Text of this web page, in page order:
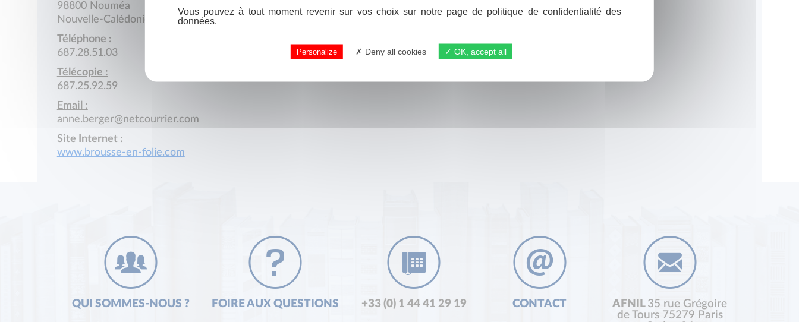
98800 Nouméa
Nouvelle-Calédonie
Téléphone :
687.28.51.03
Télécopie :
687.25.92.59
Email :
anne.berger@netcourrier.com
Site Internet :
www.brousse-en-folie.com
QUI SOMMES-NOUS ? FOIRE AUX QUESTIONS +33 (0) 1 44 41 29 19 CONTACT AFNIL 35 rue Grégoire
de Tours 75279 Paris
Vous pouvez à tout moment revenir sur vos choix sur notre page de politique de confidentialité des
données.
Personalize Deny all cookies OK, accept all